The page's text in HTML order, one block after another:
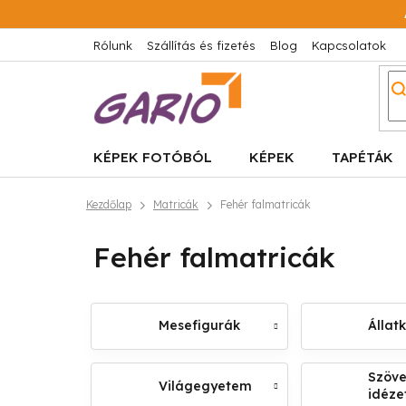
a
tartalomhoz
Rólunk Szállítás és fizetés Blog Kapcsolatok
KÉPEK FOTÓBÓL KÉPEK TAPÉTÁK
Kezdőlap Matricák Fehér falmatricák
Fehér falmatricák
Mesefigurák
Világegyetem